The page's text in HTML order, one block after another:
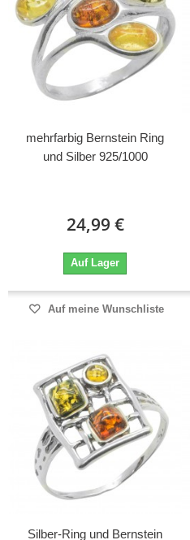
mehrfarbig Bernstein Ring
und Silber 925/1000
24,99 €
Auf Lager
Auf meine Wunschliste
Silber-Ring und Bernstein